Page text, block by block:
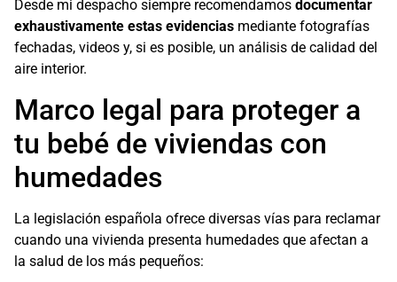
Desde mi despacho siempre recomendamos documentar
exhaustivamente estas evidencias mediante fotografías
fechadas, videos y, si es posible, un análisis de calidad del
aire interior.
Marco legal para proteger a
tu bebé de viviendas con
humedades
La legislación española ofrece diversas vías para reclamar
cuando una vivienda presenta humedades que afectan a
la salud de los más pequeños: